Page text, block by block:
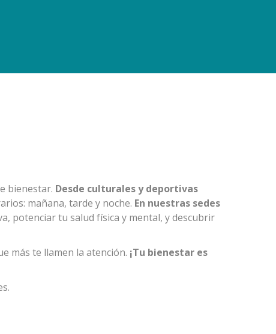
bienestar. Desde culturales y deportivas
mañana, tarde y noche. En nuestras sedes
potenciar tu salud física y mental, y descubrir
más te llamen la atención. ¡Tu bienestar es